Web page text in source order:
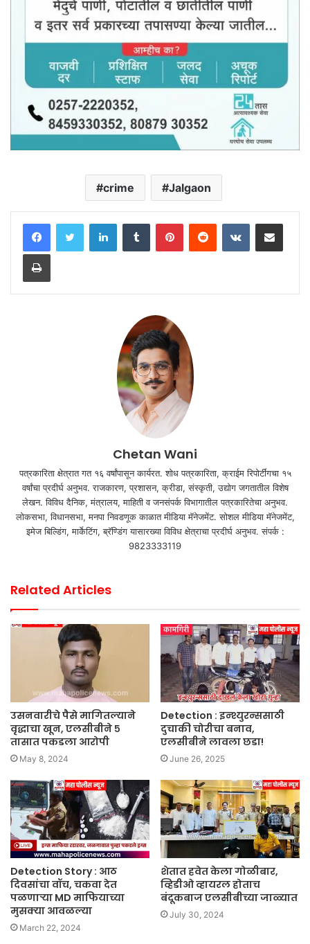
crime Jalgaon
LinkedInTumblr PinterestReddit VKontakteShare via Email
Print
Chetan Wani
पत्रकारिता क्षेत्रात गत १६ वर्षांपासून कार्यरत. शोध पत्रकारिता, क्राईम रिपोर्टींगचा १५
वर्षांचा प्रदीर्घ अनुभव. राजकारण, प्रशासन, क्रीडा, संस्कृती, उद्योग जगतातील विशेष
लेखन. विविध दैनिक, मंत्रालय, माहिती व जनसंपर्क विभागातील पत्रकारितेचा अनुभव.
लोकसभा, विधानसभा, मनपा निवडणूक काळात मीडिया मॅनेजमेंट. सोशल मीडिया मॅनेजमेंट,
इमेज बिल्डिंग, मार्केटिंग, ब्रॅण्डिंग यासारख्या विविध क्षेत्राचा प्रदीर्घ अनुभव. संपर्क :
9823333119
Related Articles
उसनवारीचे पैसे मागितल्याने
वृद्धाचा खून, एलसीबीने ५
तासात पकडला आरोपी
May 8, 2024
Detection : इन्श्युरन्ससाठी
दुचाकी चोरीचा बनाव,
एलसीबीने लावला छडा!
June 26, 2025
Detection Story : आठ
दिवसांचा वॉच, चकवा देत
पळणाऱ्या MD माफियाच्या
मुसक्या आवळल्या
March 22, 2024
शेतात हवेत केला गोळीबार,
व्हिडीओ व्हायरल होताच
बंदूकबाज एलसीबीच्या जाळ्यात
July 30, 2024